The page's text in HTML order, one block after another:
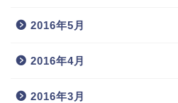
2016年5月
2016年4月
2016年3月